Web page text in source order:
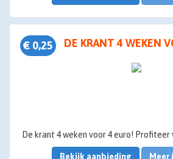
€ 0,25 DE KRANT 4 WEKEN
Bekijk aanbieding